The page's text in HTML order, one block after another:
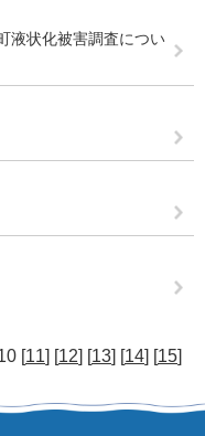
液状化被害調査につい
[11] [12] [13] [14] [15]